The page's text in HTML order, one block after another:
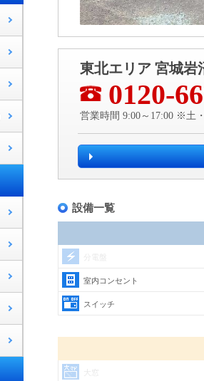
東北エリア 宮城岩
0120-
営業時間 9:00～17:00 ※土
設備一覧
分電盤
室内コンセント
スイッチ
大窓